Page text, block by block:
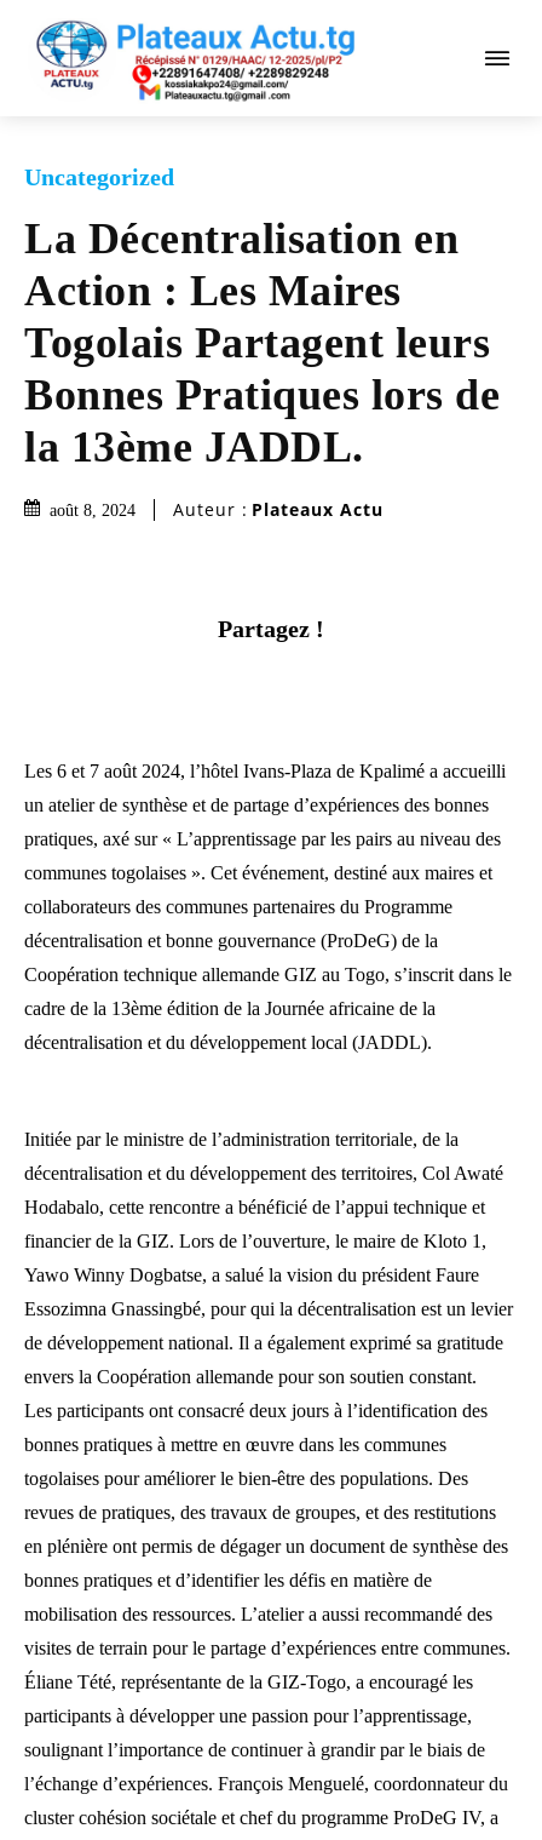
Uncategorized
La Décentralisation en
Action : Les Maires
Togolais Partagent leurs
Bonnes Pratiques lors de
la 13ème JADDL.
août 8, 2024 Auteur : Plateaux Actu
Partagez !
Les 6 et 7 août 2024, l’hôtel Ivans-Plaza de Kpalimé a accueilli
un atelier de synthèse et de partage d’expériences des bonnes
pratiques, axé sur « L’apprentissage par les pairs au niveau des
communes togolaises ». Cet événement, destiné aux maires et
collaborateurs des communes partenaires du Programme
décentralisation et bonne gouvernance (ProDeG) de la
Coopération technique allemande GIZ au Togo, s’inscrit dans le
cadre de la 13ème édition de la Journée africaine de la
décentralisation et du développement local (JADDL).
Initiée par le ministre de l’administration territoriale, de la
décentralisation et du développement des territoires, Col Awaté
Hodabalo, cette rencontre a bénéficié de l’appui technique et
financier de la GIZ. Lors de l’ouverture, le maire de Kloto 1,
Yawo Winny Dogbatse, a salué la vision du président Faure
Essozimna Gnassingbé, pour qui la décentralisation est un levier
de développement national. Il a également exprimé sa gratitude
envers la Coopération allemande pour son soutien constant.
Les participants ont consacré deux jours à l’identification des
bonnes pratiques à mettre en œuvre dans les communes
togolaises pour améliorer le bien-être des populations. Des
revues de pratiques, des travaux de groupes, et des restitutions
en plénière ont permis de dégager un document de synthèse des
bonnes pratiques et d’identifier les défis en matière de
mobilisation des ressources. L’atelier a aussi recommandé des
visites de terrain pour le partage d’expériences entre communes.
Éliane Tété, représentante de la GIZ-Togo, a encouragé les
participants à développer une passion pour l’apprentissage,
soulignant l’importance de continuer à grandir par le biais de
l’échange d’expériences. François Menguelé, coordonnateur du
cluster cohésion sociétale et chef du programme ProDeG IV, a